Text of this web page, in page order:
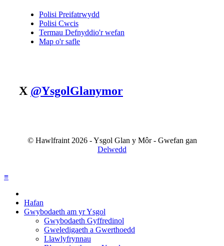
Polisi Preifatrwydd
Polisi Cwcis
Termau Defnyddio'r wefan
Map o'r safle
X @YsgolGlanymor
© Hawlfraint 2026 - Ysgol Glan y Môr - Gwefan gan
Delwedd
≡
Hafan
Gwybodaeth am yr Ysgol
Gwybodaeth Gyffredinol
Gweledigaeth a Gwerthoedd
Llawlyfrynnau